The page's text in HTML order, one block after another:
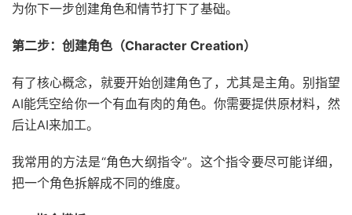
为你下一步创建角色和情节打下了基础。
第二步：创建角色（Character Creation）
有了核心概念，就要开始创建角色了，尤其是主角。别指望
AI能凭空给你一个有血有肉的角色。你需要提供原材料，然
后让AI来加工。
我常用的方法是“角色大纲指令”。这个指令要尽可能详细，
把一个角色拆解成不同的维度。